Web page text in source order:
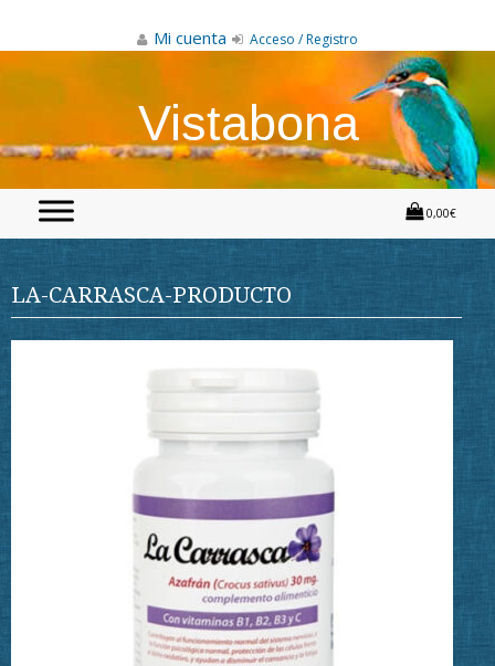
Mi cuenta Acceso / Registro
Vistabona
0,00€
LA-CARRASCA-PRODUCTO